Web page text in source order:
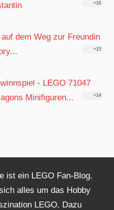
+16
dem Weg zur Freundin
+15
- LEGO 71047
Minifiguren...
+14
ist ein LEGO Fan-Blog.
alles um das Hobby
LEGO. Dazu